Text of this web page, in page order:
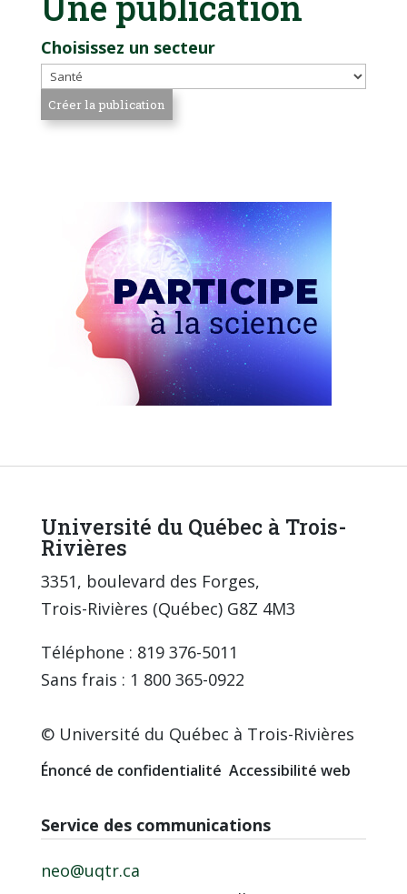
Choisissez un secteur
Université du Québec à Trois-
Rivières
3351, boulevard des Forges,
Trois-Rivières (Québec) G8Z 4M3
Téléphone : 819 376-5011
Sans frais : 1 800 365-0922
© Université du Québec à Trois-Rivières
Énoncé de confidentialité Accessibilité web
Service des communications
neo@uqtr.ca